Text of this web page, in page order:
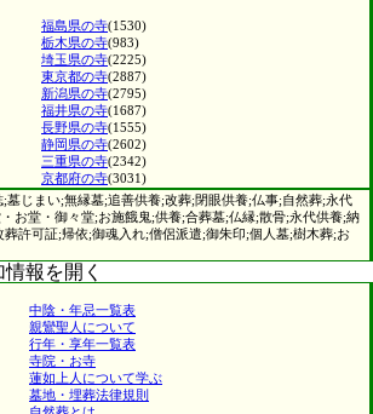
福島県の寺(1530)
栃木県の寺(983)
埼玉県の寺(2225)
東京都の寺(2887)
新潟県の寺(2795)
福井県の寺(1687)
長野県の寺(1555)
静岡県の寺(2602)
三重県の寺(2342)
京都府の寺(3031)
;墓じまい;無縁墓;追善供養;改葬;閉眼供養;仏事;自然葬;永代
お堂・御々堂;お施餓鬼;供養;合葬墓;仏縁;散骨;永代供養;納
許可証;帰依;御魂入れ;僧侶派遣;御朱印;個人墓;樹木葬;お
報を開く
中陰・年忌一覧表
親鸞聖人について
行年・享年一覧表
寺院・お寺
蓮如上人について学ぶ
墓地・埋葬法律規則